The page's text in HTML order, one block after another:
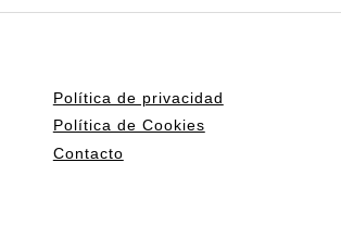
Política de privacidad
Política de Cookies
Contacto